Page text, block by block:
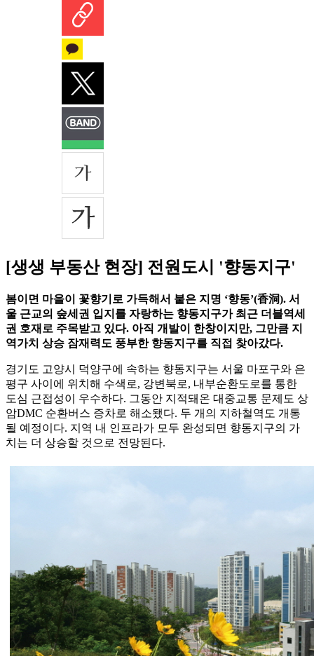
[생생 부동산 현장] 전원도시 '향동지구'
봄이면 마을이 꽃향기로 가득해서 붙은 지명 ‘향동’(香洞). 서
울 근교의 숲세권 입지를 자랑하는 향동지구가 최근 더블역세
권 호재로 주목받고 있다. 아직 개발이 한창이지만, 그만큼 지
역가치 상승 잠재력도 풍부한 향동지구를 직접 찾아갔다.
경기도 고양시 덕양구에 속하는 향동지구는 서울 마포구와 은
평구 사이에 위치해 수색로, 강변북로, 내부순환도로를 통한
도심 근접성이 우수하다. 그동안 지적돼온 대중교통 문제도 상
암DMC 순환버스 증차로 해소됐다. 두 개의 지하철역도 개통
될 예정이다. 지역 내 인프라가 모두 완성되면 향동지구의 가
치는 더 상승할 것으로 전망된다.